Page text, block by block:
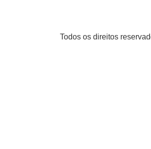
Todos os direitos